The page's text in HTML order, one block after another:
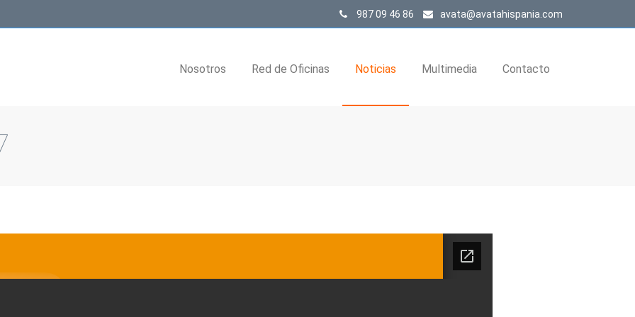
987 09 46 86 avata@avatahispania.com
Nosotros Red de Oficinas Noticias Multimedia Contacto